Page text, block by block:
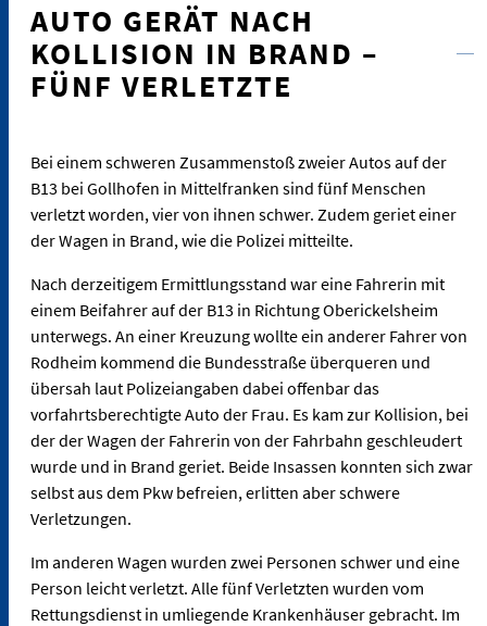
AUTO GERÄT NACH
KOLLISION IN BRAND –
FÜNF VERLETZTE
Bei einem schweren Zusammenstoß zweier Autos auf der
B13 bei Gollhofen in Mittelfranken sind fünf Menschen
verletzt worden, vier von ihnen schwer. Zudem geriet einer
der Wagen in Brand, wie die Polizei mitteilte.
Nach derzeitigem Ermittlungsstand war eine Fahrerin mit
einem Beifahrer auf der B13 in Richtung Oberickelsheim
unterwegs. An einer Kreuzung wollte ein anderer Fahrer von
Rodheim kommend die Bundesstraße überqueren und
übersah laut Polizeiangaben dabei offenbar das
vorfahrtsberechtigte Auto der Frau. Es kam zur Kollision, bei
der der Wagen der Fahrerin von der Fahrbahn geschleudert
wurde und in Brand geriet. Beide Insassen konnten sich zwar
selbst aus dem Pkw befreien, erlitten aber schwere
Verletzungen.
Im anderen Wagen wurden zwei Personen schwer und eine
Person leicht verletzt. Alle fünf Verletzten wurden vom
Rettungsdienst in umliegende Krankenhäuser gebracht. Im